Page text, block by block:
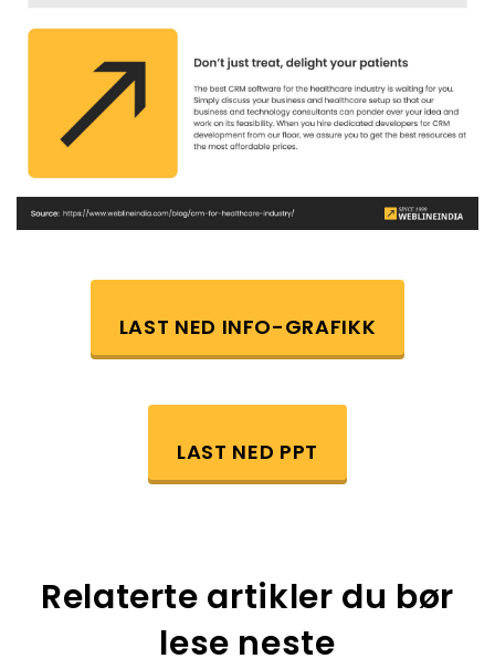
LAST NED INFO-GRAFIKK
LAST NED PPT
Relaterte artikler du bør
lese neste